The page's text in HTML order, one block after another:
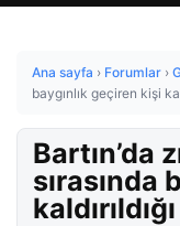
Ana sayfa › Forumlar ›
baygınlık geçiren kişi
Bartın’da
sırasında